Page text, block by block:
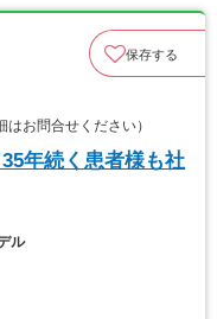
保存する
お問合せください）
年続く患者様も社
ル